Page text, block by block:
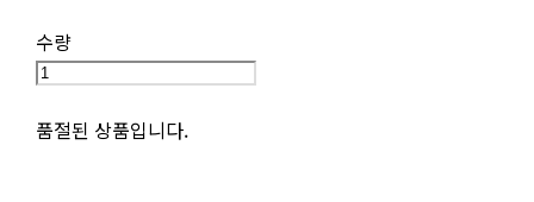
수량
품절된 상품입니다.